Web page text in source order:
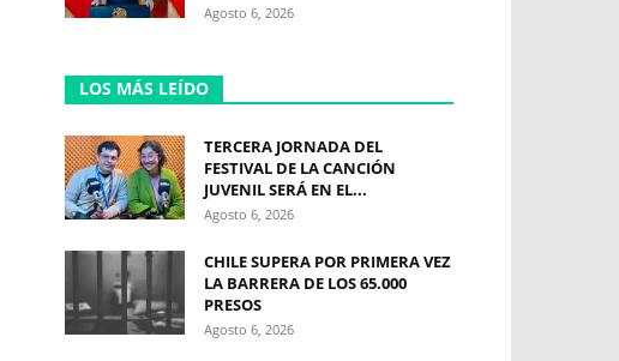
Agosto 6, 2026
LOS MÁS LEÍDO
TERCERA JORNADA DEL
FESTIVAL DE LA CANCIÓN
JUVENIL SERÁ EN EL...
Agosto 6, 2026
CHILE SUPERA POR PRIMERA VEZ
LA BARRERA DE LOS 65.000
PRESOS
Agosto 6, 2026